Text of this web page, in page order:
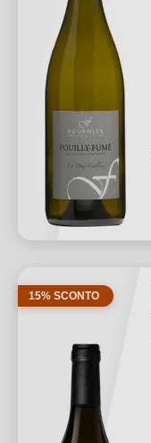
15% SCONTO